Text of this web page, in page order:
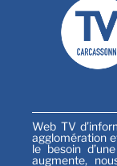
Web TV
agglomération
le besoin
augmente,